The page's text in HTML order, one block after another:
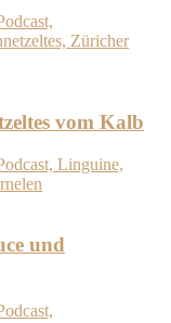
vom Kalb
und